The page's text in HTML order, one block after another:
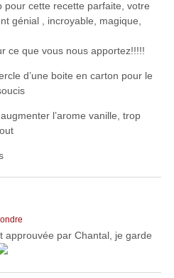
pour cette recette parfaite, votre
génial , incroyable, magique,
ce que vous nous apportez!!!!!
d’une boite en carton pour le
l’arome vanille, trop
approuvée par Chantal, je garde